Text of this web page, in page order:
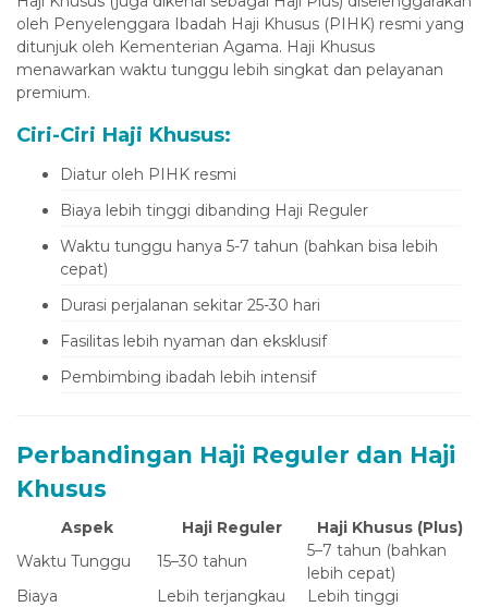
oleh Penyelenggara Ibadah Haji Khusus (PIHK) resmi yang
ditunjuk oleh Kementerian Agama. Haji Khusus
menawarkan waktu tunggu lebih singkat dan pelayanan
premium.
Ciri-Ciri Haji Khusus:
Diatur oleh PIHK resmi
Biaya lebih tinggi dibanding Haji Reguler
Waktu tunggu hanya 5-7 tahun (bahkan bisa lebih
cepat)
Durasi perjalanan sekitar 25-30 hari
Fasilitas lebih nyaman dan eksklusif
Pembimbing ibadah lebih intensif
Perbandingan Haji Reguler dan Haji
Khusus
Aspek Haji Reguler
Haji Khusus (Plus)
Waktu Tunggu
15–30 tahun
5–7 tahun (bahkan
lebih cepat)
Biaya
Lebih terjangkau
Lebih tinggi